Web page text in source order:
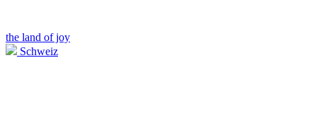
the land of joy
Schweiz